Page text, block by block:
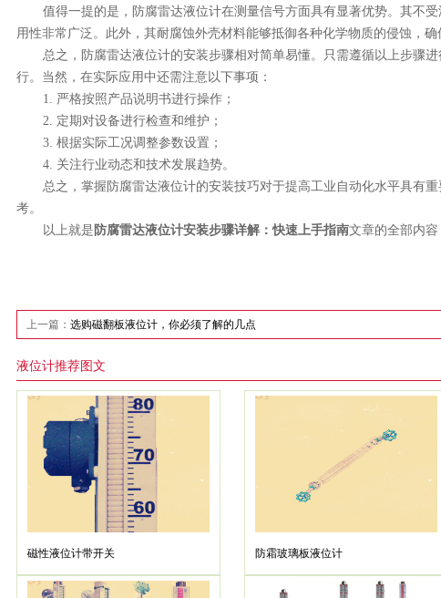
值得一提的是，防腐雷达液位计在测量信号方面具有显著优势。其不
用性非常广泛。此外，其耐腐蚀外壳材料能够抵御各种化学物质的侵蚀，确
总之，防腐雷达液位计的安装步骤相对简单易懂。只需遵循以上步骤
行。当然，在实际应用中还需注意以下事项：
1. 严格按照产品说明书进行操作；
2. 定期对设备进行检查和维护；
3. 根据实际工况调整参数设置；
4. 关注行业动态和技术发展趋势。
总之，掌握防腐雷达液位计的安装技巧对于提高工业自动化水平具有
考。
以上就是 防腐雷达液位计安装步骤详解：快速上手指南文章的全部内容
上一篇： 选购磁翻板液位计，你必须了解的几点
液位计推荐图文
磁性液位计带开关 防霜玻璃板液位计